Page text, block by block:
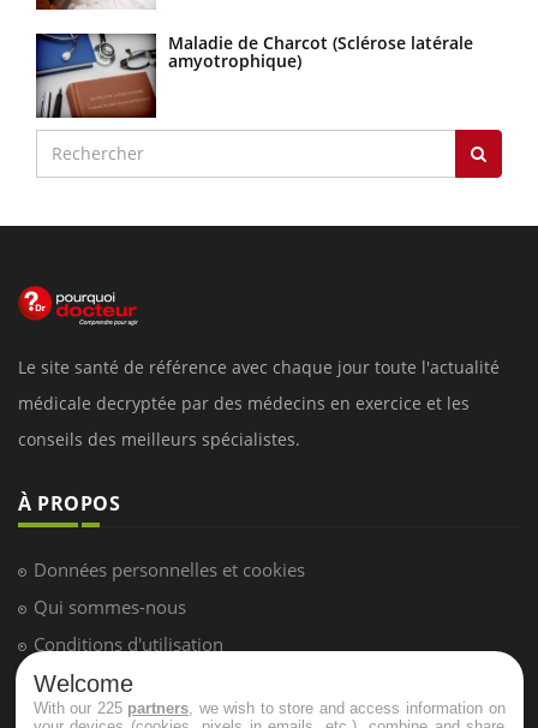
Maladie de Charcot (Sclérose latérale
amyotrophique)
Le site santé de référence avec chaque jour toute l'actualité
médicale decryptée par des médecins en exercice et les
conseils des meilleurs spécialistes.
À PROPOS
Données personnelles et cookies
Qui sommes-nous
Conditions d'utilisation
Plan du site
Mentions Légales
Welcome
With our 225 partners , we wish to store and access information on